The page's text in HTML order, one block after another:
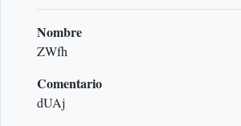
Nombre
ZWfh
Comentario
dUAj